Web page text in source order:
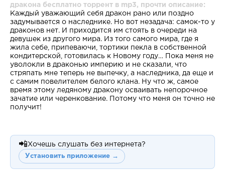
дракона бесплатно торрент в mp3, прочти описание:
Каждый уважающий себя дракон рано или поздно
задумывается о наследнике. Но вот незадача: самок-то у
драконов нет. И приходится им стоять в очереди на
девушек из другого мира. Из того самого мира, где я
жила себе, припеваючи, тортики пекла в собственной
кондитерской, готовилась к Новому году… Пока меня не
уволокли в драконью империю и не сказали, что
стряпать мне теперь не выпечку, а наследника, да еще и
с самим повелителем белого клана. Ну что ж, самое
время этому ледяному дракону осваивать непорочное
зачатие или черенкование. Потому что меня он точно не
получит!
📲 Хочешь слушать без интернета?
Установить приложение →